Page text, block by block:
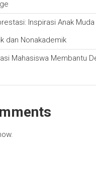
Inspirasi Anak
dan Nonakademik
Mahasiswa Membantu